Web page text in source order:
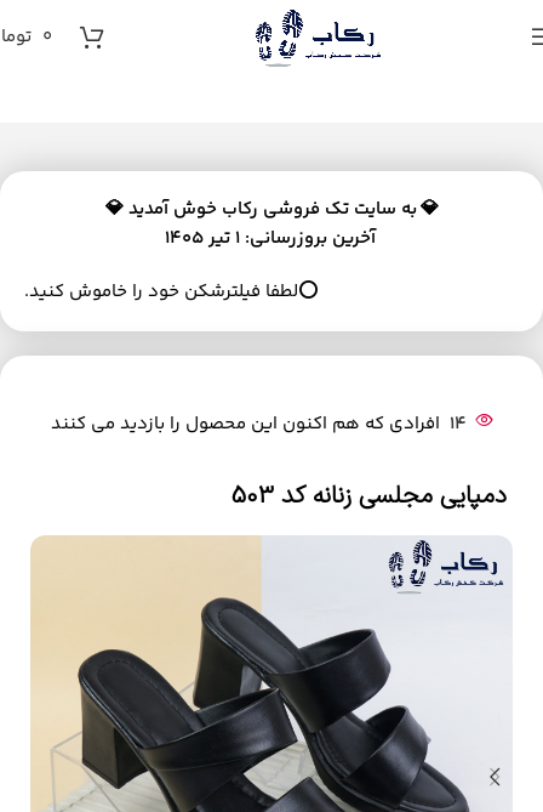
0
💎به سایت تک فروشی رکاب خوش آمدید 💎
آخرین بروزرسانی: 1 تیر 1405
⭕لطفا فیلترشکن خود را خاموش کنید.
14 افرادی که هم اکنون این محصول را بازدید می کنند
دمپایی مجلسی زنانه کد 503